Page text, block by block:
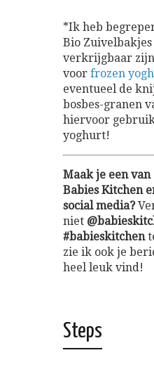
*Ik heb
Bio
verkrijgbaar
voor frozen
eventueel de
bosbes-granen
hiervoor
yoghurt!
Maak je een
Babies Kitchen
social media?
niet
#babieskitchen
zie ik ook je
heel leuk vind!
Steps